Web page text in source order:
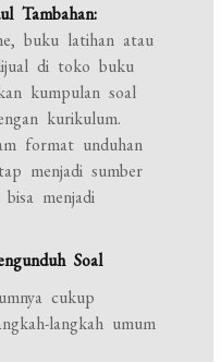
Tambahan:
buku latihan atau
di toko buku
kumpulan soal
kurikulum.
format unduhan
menjadi sumber
menjadi
Soal
cukup
langkah umum